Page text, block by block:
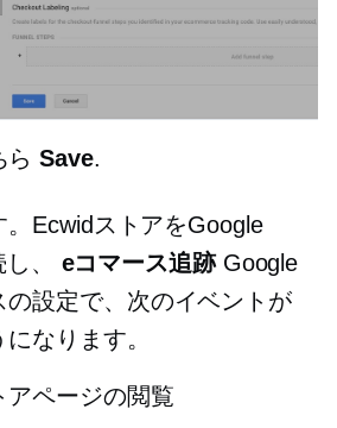
らSave.
。EcwidストアをGoogle
、 eコマース追跡Google
の設定で、次のイベントが
なります。
アページの閲覧